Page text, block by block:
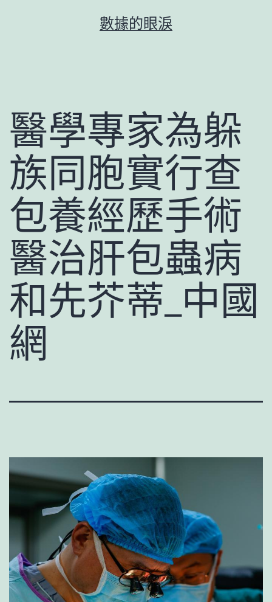
數據的眼淚
醫學專家為躲
族同胞實行查
包養經歷手術
醫治肝包蟲病
和先芥蒂_中國
網